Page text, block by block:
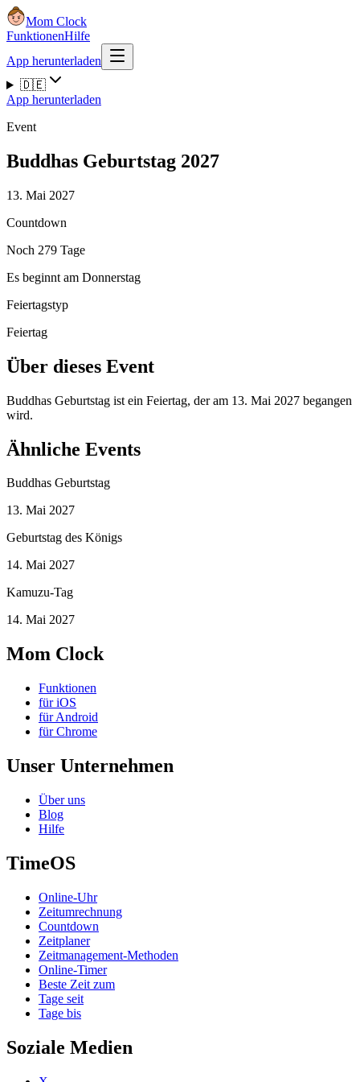
Mom Clock
FunktionenHilfe
App herunterladen
🇩🇪
App herunterladen
Event
Buddhas Geburtstag 2027
13. Mai 2027
Countdown
Noch 279 Tage
Es beginnt am Donnerstag
Feiertagstyp
Feiertag
Über dieses Event
Buddhas Geburtstag ist ein Feiertag, der am 13. Mai 2027 begangen
wird.
Ähnliche Events
Buddhas Geburtstag
13. Mai 2027
Geburtstag des Königs
14. Mai 2027
Kamuzu-Tag
14. Mai 2027
Mom Clock
Funktionen
für iOS
für Android
für Chrome
Unser Unternehmen
Über uns
Blog
Hilfe
TimeOS
Online-Uhr
Zeitumrechnung
Countdown
Zeitplaner
Zeitmanagement-Methoden
Online-Timer
Beste Zeit zum
Tage seit
Tage bis
Soziale Medien